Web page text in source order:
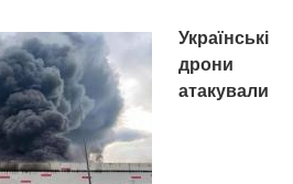
Українські
дрони
атакували